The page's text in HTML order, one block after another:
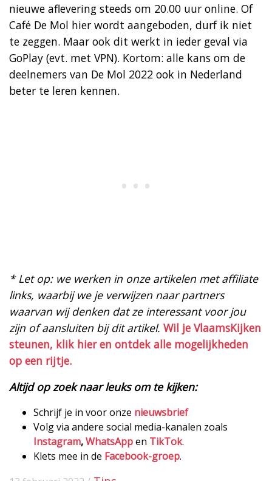
nieuwe aflevering steeds om 20.00 uur online. Of
Café De Mol hier wordt aangeboden, durf ik niet
te zeggen. Maar ook dit werkt in ieder geval via
GoPlay (evt. met VPN). Kortom: alle kans om de
deelnemers van De Mol 2022 ook in Nederland
beter te leren kennen.
* Let op: we werken in onze artikelen met affiliate
links, waarbij we je verwijzen naar partners
waarvan wij denken dat ze interessant voor jou
zijn of aansluiten bij dit artikel. Wil je VlaamsKijken
steunen, klik hier en ontdek alle mogelijkheden
op een rijtje.
Altijd op zoek naar leuks om te kijken:
Schrijf je in voor onze nieuwsbrief
Volg via andere social media-kanalen zoals
Instagram,WhatsAppen TikTok.
Klets mee in de Facebook-groep.